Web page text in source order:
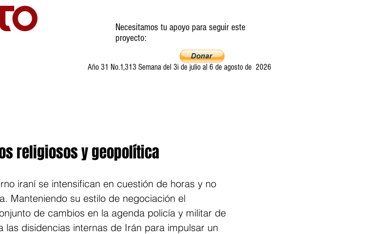
Necesitamos tu apoyo para seguir este
proyecto:
Año 31 No.1,313 Semana del 3i de julio al 6 de agosto de 2026
religiosos y geopolítica
iraní se intensifican en cuestión de horas y no
Manteniendo su estilo de negociación el
de cambios en la agenda policía y militar de
las disidencias internas de Irán para impulsar un